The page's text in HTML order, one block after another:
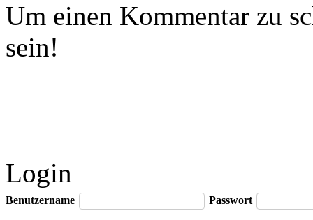
Um einen Kommentar zu
sein!
Login
Benutzername Passwort